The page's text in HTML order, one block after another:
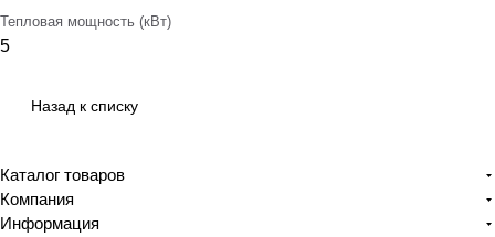
Тепловая мощность (кВт)
5
Назад к списку
Каталог товаров
Компания
Информация